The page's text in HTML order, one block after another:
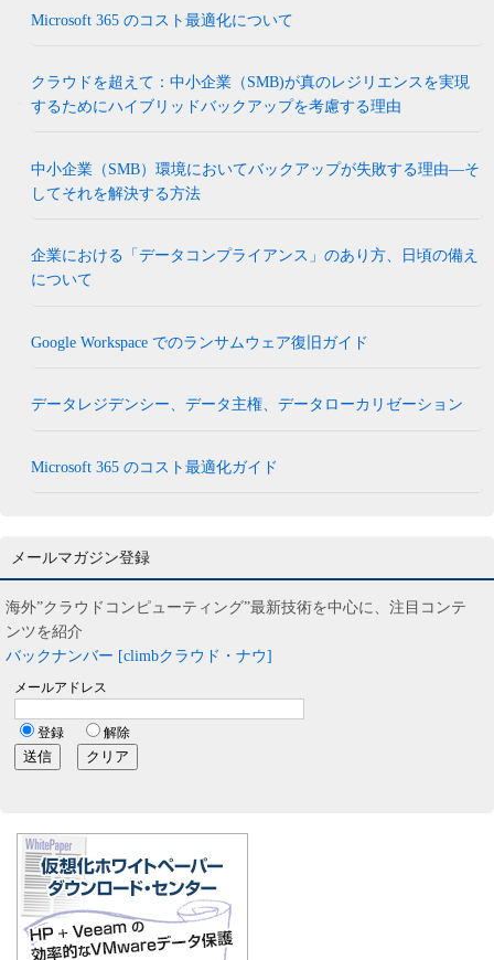
Microsoft 365 のコスト最適化について
クラウドを超えて：中小企業（SMB)が真のレジリエンスを実現
するためにハイブリッドバックアップを考慮する理由
中小企業（SMB）環境においてバックアップが失敗する理由―そ
してそれを解決する方法
企業における「データコンプライアンス」のあり方、日頃の備え
について
Google Workspace でのランサムウェア復旧ガイド
データレジデンシー、データ主権、データローカリゼーション
Microsoft 365 のコスト最適化ガイド
メールマガジン登録
海外”クラウドコンピューティング”最新技術を中心に、注目コンテ
ンツを紹介
バックナンバー [climbクラウド・ナウ]